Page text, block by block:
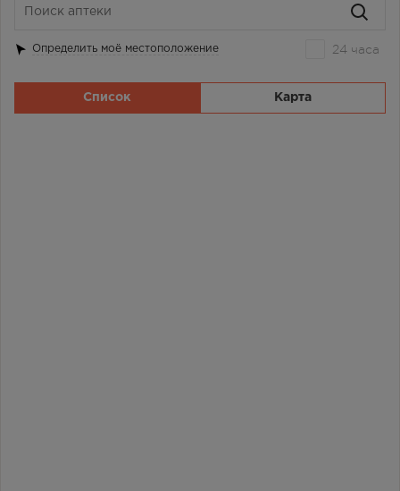
Определить моё местоположение 24 часа
Список Карта